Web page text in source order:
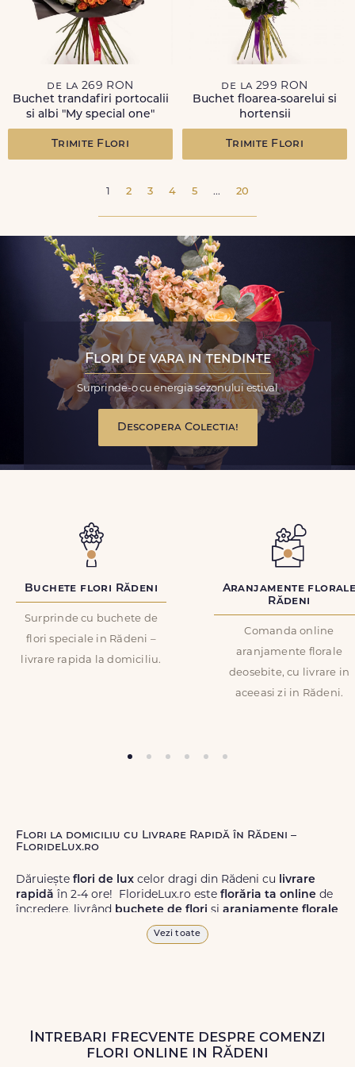
de la 269 RON
Buchet trandafiri portocalii
si albi "My special one"
Trimite Flori
de la 299 RON
Buchet floarea-soarelui si
hortensii
Trimite Flori
1 2 3 4 5 ... 20
Flori de vara in tendinte
Surprinde-o cu energia sezonului estival
Descopera Colectia!
Buchete flori Rădeni
Surprinde cu buchete de
flori speciale in Rădeni –
livrare rapida la domiciliu.
Aranjamente
Rădeni
Comanda online
aranjamente florale
deosebite, cu livrare in
aceeasi zi in Rădeni.
Flori la domiciliu cu Livrare Rapidă în Rădeni –
FlorideLux.ro
Dăruiește flori de lux celor dragi din Rădeni cu livrare
rapidă în 2-4 ore! FlorideLux.ro este florăria ta online de
încredere, livrând buchete de flori și aranjamente florale
de calitate superioară în Rădeni și în toată România.
Livrăm buchete de florichiar și în weekend, pentru ca tu
să poți adresa un gest frumos atunci când ai nevoie.
Vezi toate
Intrebari frecvente despre comenzi
flori online in Rădeni